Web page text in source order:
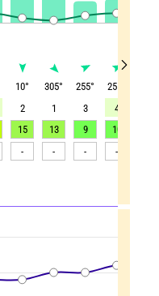
10° 305° 255° 255
2 1 3 4
15 13 9 10
- - - -